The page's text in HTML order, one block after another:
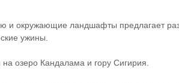
и окружающие ландшафты предлагает
ужины.
озеро Кандалама и гору Сигирия.